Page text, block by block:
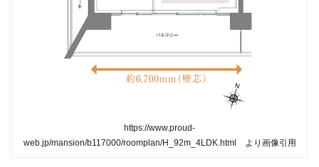
https://www.proud-
web.jp/mansion/b117000/roomplan/H_92m_4LDK.html より画像引用